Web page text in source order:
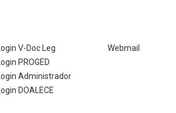
Login V-Doc Leg
Login PROGED
Login Administrador
Login DOALECE
Webmail